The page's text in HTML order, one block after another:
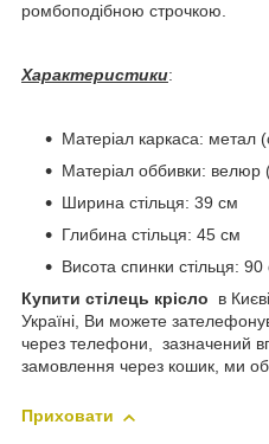
ромбоподібною строчкою.
Характеристики:
Матеріал каркаса: метал
Матеріал оббивки: велюр
Ширина стільця: 39 см
Глибина стільця: 45 см
Висота спинки стільця: 90
Купити стілець крісло в
Україні, Ви можете
через телефони, зазначений
замовлення через кошик, ми
Приховати